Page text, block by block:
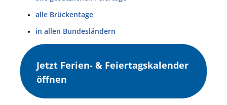
alle Brückentage
in allen Bundesländern
Jetzt Ferien- & Feiertagskalender
öffnen